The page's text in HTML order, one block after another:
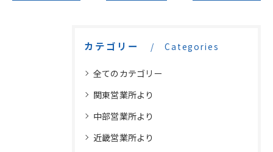
カテゴリー Categories
全てのカテゴリー
関東営業所より
中部営業所より
近畿営業所より